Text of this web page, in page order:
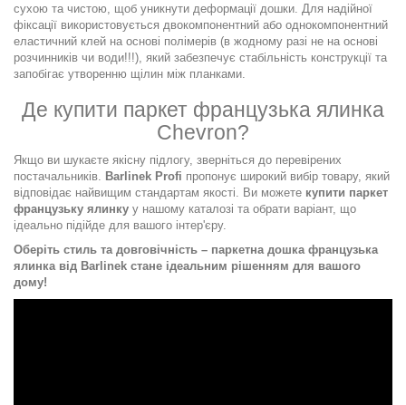
сухою та чистою, щоб уникнути деформації дошки. Для надійної
фіксації використовується двокомпонентний або однокомпонентний
еластичний клей на основі полімерів (в жодному разі не на основі
розчинників чи води!!!) , який забезпечує стабільність конструкції та
запобігає утворенню щілин між планками.
Де купити паркет французька ялинка
Chevron?
Якщо ви шукаєте якісну підлогу, зверніться до перевірених
постачальників. Barlinek Profi пропонує широкий вибір товару, який
відповідає найвищим стандартам якості. Ви можете купити паркет
французьку ялинку у нашому каталозі та обрати варіант, що
ідеально підійде для вашого інтер'єру.
Оберіть стиль та довговічність – паркетна дошка французька
ялинка від Barlinek стане ідеальним рішенням для вашого
дому!